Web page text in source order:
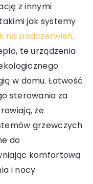
z innymi
jak systemy
na podczerwień.
te urządzenia
w domu. Łatwość
sterowania za
że
grzewczych
do
komfortową
i nocy.